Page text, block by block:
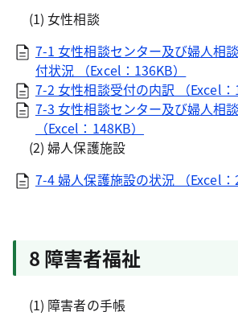
(1) 女性相談
7-1 女性相談センター及び婦人相
付状況 （Excel：136KB）
7-2 女性相談受付の内訳 （Excel：
7-3 女性相談センター及び婦人相
（Excel：148KB）
(2) 婦人保護施設
7-4 婦人保護施設の状況 （Excel：
8 障害者福祉
(1) 障害者の手帳